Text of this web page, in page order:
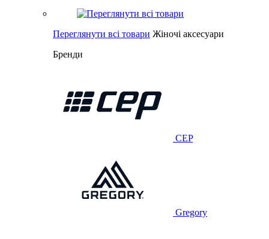
Переглянути всі товари Жіночі аксесуари
Бренди
CEP
Gregory